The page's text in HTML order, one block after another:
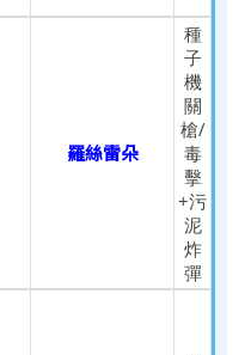
羅絲雷朵
種
子
機
關
槍/
毒
擊
+污
泥
炸
彈